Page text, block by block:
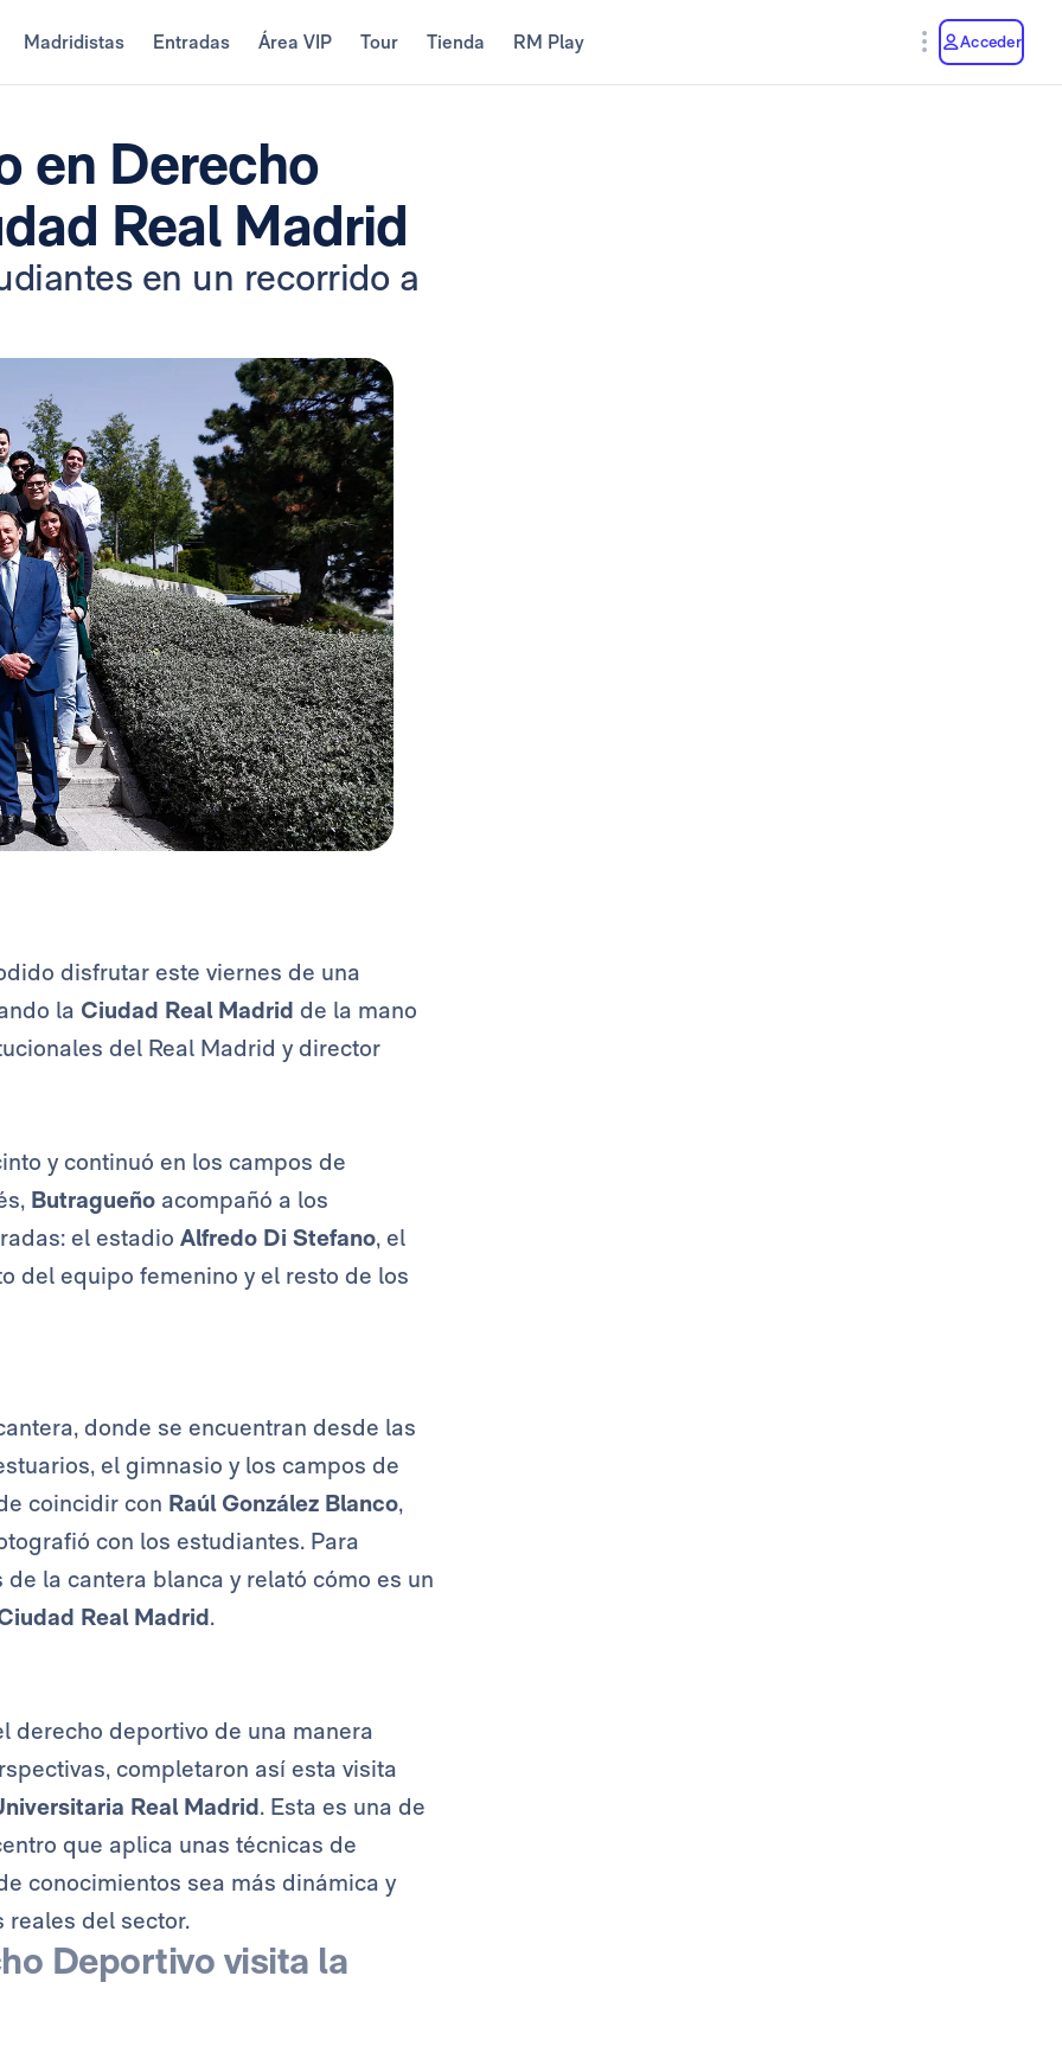
Madridistas Entradas Área VIP Tour Tienda RM Play Acceder
en Derecho
Real Madrid
en un recorrido a
disfrutar este viernes de una
la Ciudad Real Madrid de la mano
del Real Madrid y director
y continuó en los campos de
Butragueño acompañó a los
el estadio Alfredo Di Stefano, el
del equipo femenino y el resto de los
donde se encuentran desde las
el gimnasio y los campos de
coincidir con Raúl González Blanco,
con los estudiantes. Para
la cantera blanca y relató cómo es un
Real Madrid.
derecho deportivo de una manera
completaron así esta visita
Real Madrid. Esta es una de
que aplica unas técnicas de
conocimientos sea más dinámica y
reales del sector.
Deportivo visita la